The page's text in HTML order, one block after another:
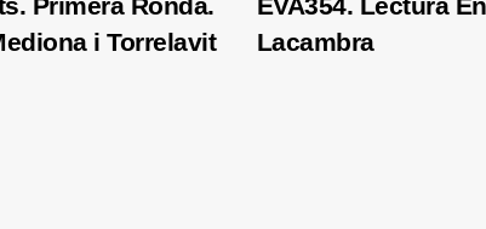
i Torrelavit
Lacambra